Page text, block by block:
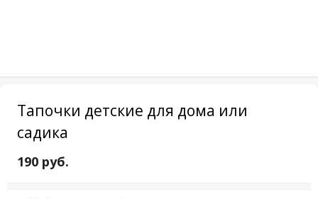
Тапочки детские для дома или
садика
190 руб.